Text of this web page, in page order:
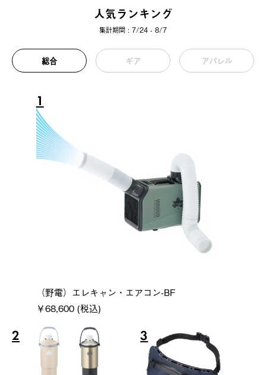
人気ランキング
集計期間 : 7/24 - 8/7
総合 ギア アパレル
1
（野電）エレキャン・エアコン-BF
￥68,600 (税込)
2 3